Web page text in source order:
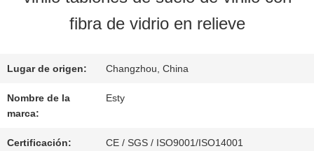
NOSOTROS
RECORRIDO
POR
fibra de vidrio en relieve
Lugar de origen: Changzhou, China
Nombre de la
marca:
Esty
Certificación: CE / SGS / ISO9001/ISO14001